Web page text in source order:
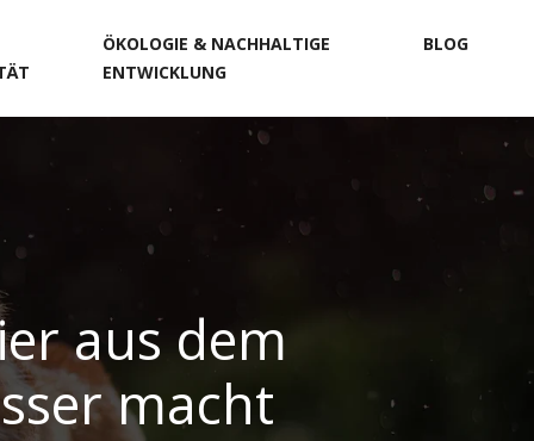
ÖKOLOGIE & NACHHALTIGE
ENTWICKLUNG
BLOG
aus dem
macht